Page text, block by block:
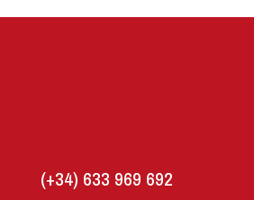
(+34) 633 969 692